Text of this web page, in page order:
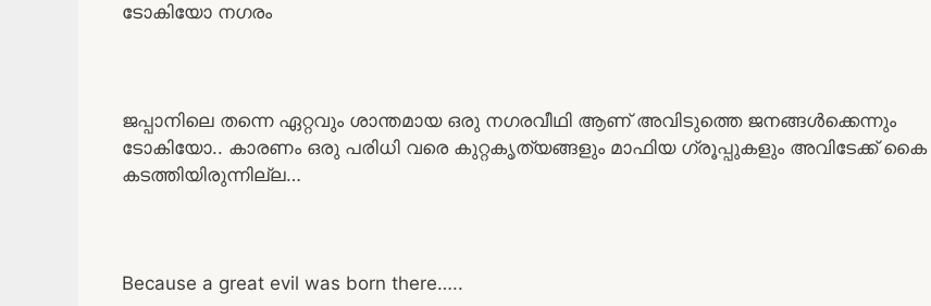
ടോകിയോ നഗരം
ജപ്പാനിലെ തന്നെ ഏറ്റവും ശാന്തമായ ഒരു നഗരവീഥി ആണ് അവിടുത്തെ ജനങ്ങൾക്കെന്നും
ടോകിയോ.. കാരണം ഒരു പരിധി വരെ കുറ്റകൃത്യങ്ങളും മാഫിയ ഗ്രൂപ്പുകളും അവിടേക്ക് കൈ
കടത്തിയിരുന്നില്ല…
Because a great evil was born there…..